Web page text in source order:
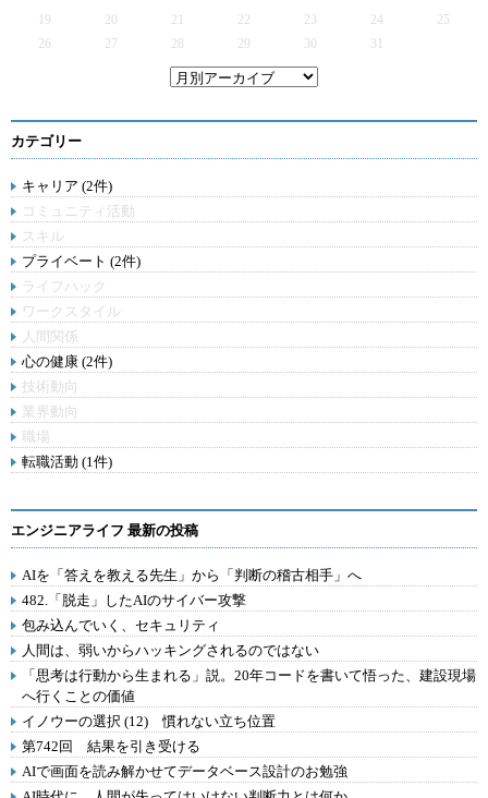
19
20 21 22 23 24
25
26
27 28 29 30 31
カテゴリー
キャリア (2件)
コミュニティ活動
スキル
プライベート (2件)
ライフハック
ワークスタイル
人間関係
心の健康 (2件)
技術動向
業界動向
職場
転職活動 (1件)
エンジニアライフ 最新の投稿
AIを「答えを教える先生」から「判断の稽古相手」へ
482.「脱走」したAIのサイバー攻撃
包み込んでいく、セキュリティ
人間は、弱いからハッキングされるのではない
「思考は行動から生まれる」説。20年コードを書いて悟った、建設現場
へ行くことの価値
イノウーの選択 (12) 慣れない立ち位置
第742回 結果を引き受ける
AIで画面を読み解かせてデータベース設計のお勉強